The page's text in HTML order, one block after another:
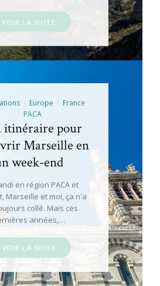
VOIR LA SUITE
Europe
France
PACA
itinéraire pour
Marseille en
week-end
en région PACA et
Marseille et moi, ça n'a
collé. Mais ces
années,…
VOIR LA SUITE